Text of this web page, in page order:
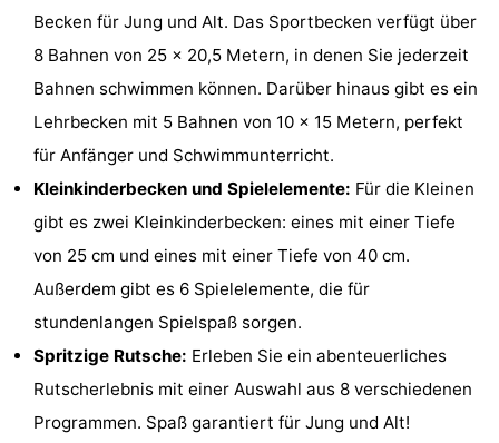
Sehen
tun
Museen
Denkmäler
Aussichtspunkte
Attraktionen
Rundfahrten
Bauernhöfe
Spielplätze
Becken für Jung und Alt. Das Sportbecken verfügt über
8 Bahnen von 25 x 20,5 Metern, in denen Sie jederzeit
Bahnen schwimmen können. Darüber hinaus gibt es ein
Lehrbecken mit 5 Bahnen von 10 x 15 Metern, perfekt
für Anfänger und Schwimmunterricht.
Kleinkinderbecken und Spielelemente: Für die Kleinen
gibt es zwei Kleinkinderbecken: eines mit einer Tiefe
von 25 cm und eines mit einer Tiefe von 40 cm.
Außerdem gibt es 6 Spielelemente, die für
stundenlangen Spielspaß sorgen.
Spritzige Rutsche: Erleben Sie ein abenteuerliches
Rutscherlebnis mit einer Auswahl aus 8 verschiedenen
Programmen. Spaß garantiert für Jung und Alt!